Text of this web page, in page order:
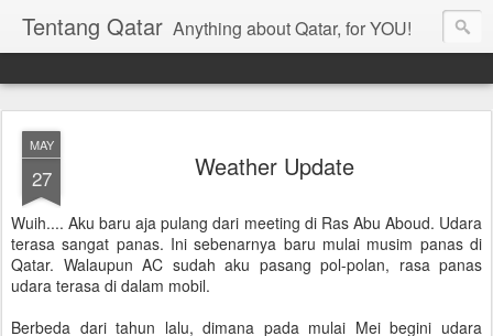
Tentang Qatar Anything about Qatar, for YOU!
MAY
27 Weather Update
Wuih.... Aku baru aja pulang dari meeting di Ras Abu Aboud. Udara
terasa sangat panas. Ini sebenarnya baru mulai musim panas di
Qatar. Walaupun AC sudah aku pasang pol-polan, rasa panas
udara terasa di dalam mobil.
Berbeda dari tahun lalu, dimana pada mulai Mei begini udara